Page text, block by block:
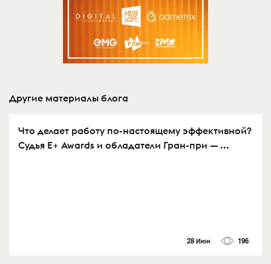
Другие материалы блога
Что делает работу по-настоящему эффективной?
Судья Е+ Awards и обладатели Гран-при — ...
28 Июн 196